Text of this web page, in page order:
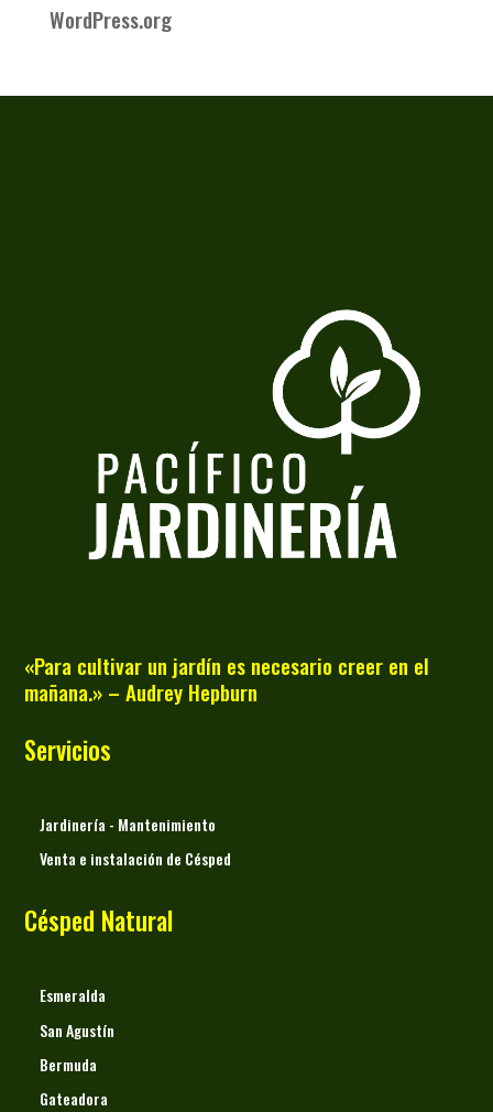
WordPress.org
«Para cultivar un jardín es necesario creer en el
mañana.» – Audrey Hepburn
Servicios
Jardinería - Mantenimiento
Venta e instalación de Césped
Césped Natural
Esmeralda
San Agustín
Bermuda
Gateadora